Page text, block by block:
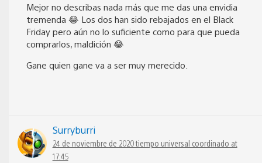
Mejor no describas nada más que me das una envidia
tremenda 😂 Los dos han sido rebajados en el Black
Friday pero aún no lo suficiente como para que pueda
comprarlos, maldición 😂
Gane quien gane va a ser muy merecido.
Surryburri
24 de noviembre de 2020 tiempo universal coordinado at
17:45